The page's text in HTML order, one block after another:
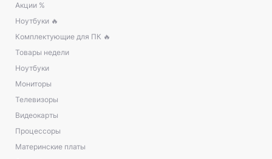
Акции %
Ноутбуки 🔥
Комплектующие для ПК 🔥
Товары недели
Ноутбуки
Мониторы
Телевизоры
Видеокарты
Процессоры
Материнские платы